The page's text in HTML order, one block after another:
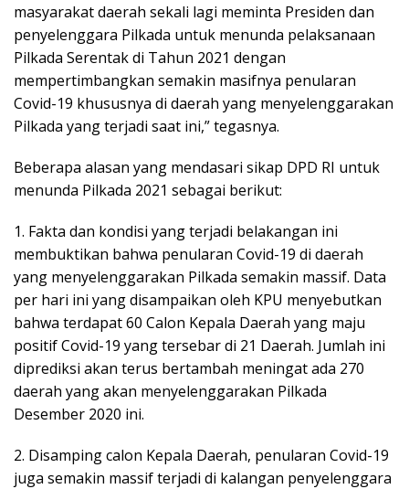
masyarakat daerah sekali lagi meminta Presiden dan
penyelenggara Pilkada untuk menunda pelaksanaan
Pilkada Serentak di Tahun 2021 dengan
mempertimbangkan semakin masifnya penularan
Covid-19 khususnya di daerah yang menyelenggarakan
Pilkada yang terjadi saat ini,” tegasnya.
Beberapa alasan yang mendasari sikap DPD RI untuk
menunda Pilkada 2021 sebagai berikut:
1. Fakta dan kondisi yang terjadi belakangan ini
membuktikan bahwa penularan Covid-19 di daerah
yang menyelenggarakan Pilkada semakin massif. Data
per hari ini yang disampaikan oleh KPU menyebutkan
bahwa terdapat 60 Calon Kepala Daerah yang maju
positif Covid-19 yang tersebar di 21 Daerah. Jumlah ini
diprediksi akan terus bertambah meningat ada 270
daerah yang akan menyelenggarakan Pilkada
Desember 2020 ini.
2. Disamping calon Kepala Daerah, penularan Covid-19
juga semakin massif terjadi di kalangan penyelenggara